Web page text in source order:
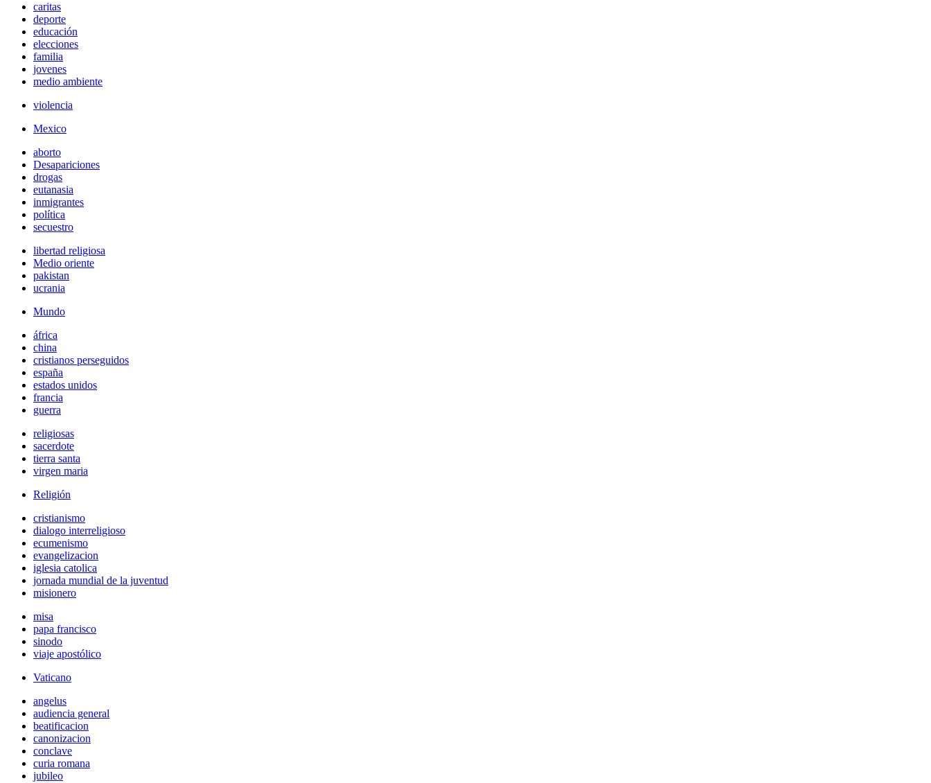
caritas
deporte
educación
elecciones
familia
jovenes
medio ambiente
violencia
Mexico
aborto
Desapariciones
drogas
eutanasia
inmigrantes
política
secuestro
libertad religiosa
Medio oriente
pakistan
ucrania
Mundo
áfrica
china
cristianos perseguidos
españa
estados unidos
francia
guerra
religiosas
sacerdote
tierra santa
virgen maria
Religión
cristianismo
dialogo interreligioso
ecumenismo
evangelizacion
iglesia catolica
jornada mundial de la juventud
misionero
misa
papa francisco
sinodo
viaje apostólico
Vaticano
angelus
audiencia general
beatificacion
canonizacion
conclave
curia romana
jubileo